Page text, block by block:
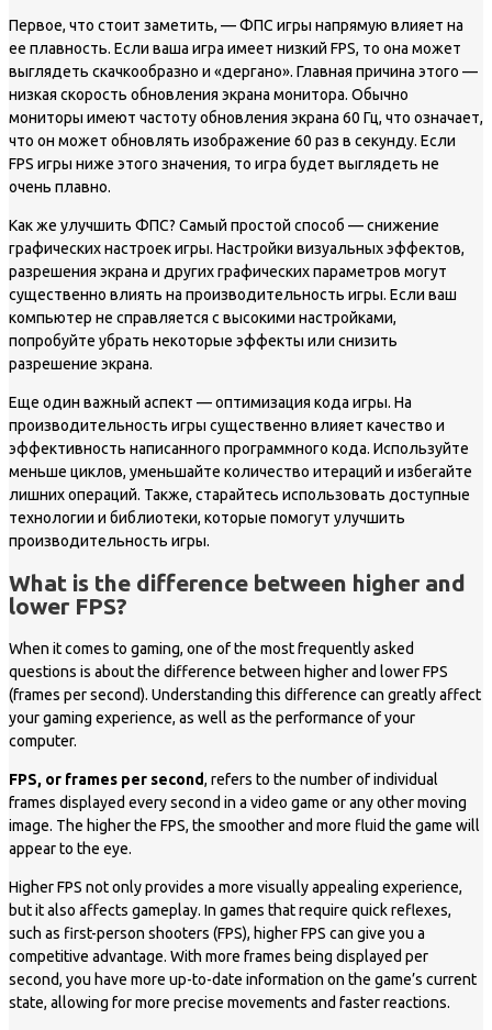
Первое, что стоит заметить, — ФПС игры напрямую влияет на
ее плавность. Если ваша игра имеет низкий FPS, то она может
выглядеть скачкообразно и «дергано». Главная причина этого —
низкая скорость обновления экрана монитора. Обычно
мониторы имеют частоту обновления экрана 60 Гц, что означает,
что он может обновлять изображение 60 раз в секунду. Если
FPS игры ниже этого значения, то игра будет выглядеть не
очень плавно.
Как же улучшить ФПС? Самый простой способ — снижение
графических настроек игры. Настройки визуальных эффектов,
разрешения экрана и других графических параметров могут
существенно влиять на производительность игры. Если ваш
компьютер не справляется с высокими настройками,
попробуйте убрать некоторые эффекты или снизить
разрешение экрана.
Еще один важный аспект — оптимизация кода игры. На
производительность игры существенно влияет качество и
эффективность написанного программного кода. Используйте
меньше циклов, уменьшайте количество итераций и избегайте
лишних операций. Также, старайтесь использовать доступные
технологии и библиотеки, которые помогут улучшить
производительность игры.
What is the difference between higher and
lower FPS?
When it comes to gaming, one of the most frequently asked
questions is about the difference between higher and lower FPS
(frames per second). Understanding this difference can greatly affect
your gaming experience, as well as the performance of your
computer.
FPS, or frames per second, refers to the number of individual
frames displayed every second in a video game or any other moving
image. The higher the FPS, the smoother and more fluid the game will
appear to the eye.
Higher FPS not only provides a more visually appealing experience,
but it also affects gameplay. In games that require quick reflexes,
such as first-person shooters (FPS), higher FPS can give you a
competitive advantage. With more frames being displayed per
second, you have more up-to-date information on the game’s current
state, allowing for more precise movements and faster reactions.